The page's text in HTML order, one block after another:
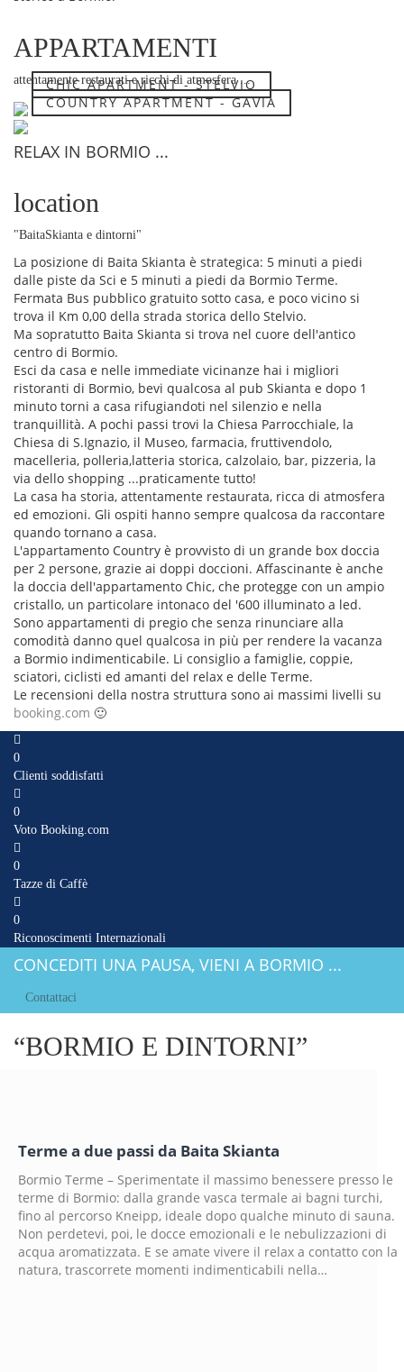
APPARTAMENTI
attentamente restaurati e ricchi di atmosfera ...
CHIC APARTMENT - STELVIO
COUNTRY APARTMENT - GAVIA
RELAX IN BORMIO ...
location
"BaitaSkianta e dintorni"
La posizione di Baita Skianta è strategica: 5 minuti a piedi
dalle piste da Sci e 5 minuti a piedi da Bormio Terme.
Fermata Bus pubblico gratuito sotto casa, e poco vicino si
trova il Km 0,00 della strada storica dello Stelvio.
Ma sopratutto Baita Skianta si trova nel cuore dell'antico
centro di Bormio.
Esci da casa e nelle immediate vicinanze hai i migliori
ristoranti di Bormio, bevi qualcosa al pub Skianta e dopo 1
minuto torni a casa rifugiandoti nel silenzio e nella
tranquillità. A pochi passi trovi la Chiesa Parrocchiale, la
Chiesa di S.Ignazio, il Museo, farmacia, fruttivendolo,
macelleria, polleria,latteria storica, calzolaio, bar, pizzeria, la
via dello shopping ...praticamente tutto!
La casa ha storia, attentamente restaurata, ricca di atmosfera
ed emozioni. Gli ospiti hanno sempre qualcosa da raccontare
quando tornano a casa.
L'appartamento Country è provvisto di un grande box doccia
per 2 persone, grazie ai doppi doccioni. Affascinante è anche
la doccia dell'appartamento Chic, che protegge con un ampio
cristallo, un particolare intonaco del '600 illuminato a led.
Sono appartamenti di pregio che senza rinunciare alla
comodità danno quel qualcosa in più per rendere la vacanza
a Bormio indimenticabile. Li consiglio a famiglie, coppie,
sciatori, ciclisti ed amanti del relax e delle Terme.
Le recensioni della nostra struttura sono ai massimi livelli su
booking.com 🙂
0
Clienti soddisfatti
0
Voto Booking.com
0
Tazze di Caffè
0
Riconoscimenti Internazionali
CONCEDITI UNA PAUSA, VIENI A BORMIO ...
Contattaci
“BORMIO E DINTORNI”
Terme a due passi da Baita Skianta
Bormio Terme – Sperimentate il massimo benessere presso le
terme di Bormio: dalla grande vasca termale ai bagni turchi,
fino al percorso Kneipp, ideale dopo qualche minuto di sauna.
Non perdetevi, poi, le docce emozionali e le nebulizzazioni di
acqua aromatizzata. E se amate vivere il relax a contatto con la
natura, trascorrete momenti indimenticabili nella…